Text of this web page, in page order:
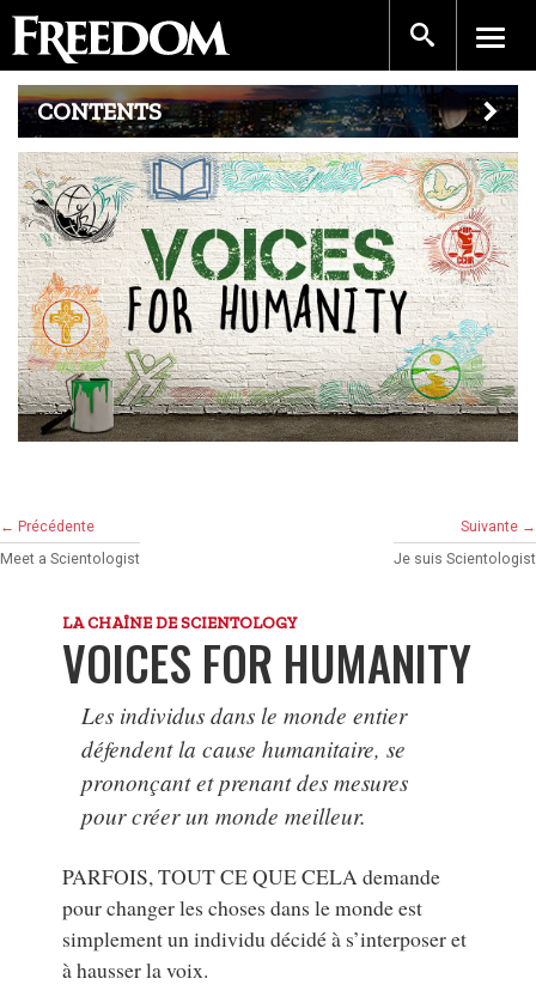
CONTENTS
LA CHAÎNE DE SCIENTOLOGY
VOICES FOR HUMANITY
Les individus dans le monde entier
défendent la cause humanitaire, se
prononçant et prenant des mesures
pour créer un monde meilleur.
PARFOIS, TOUT CE QUE CELA demande
pour changer les choses dans le monde est
simplement un individu décidé à s’interposer et
à hausser la voix.
← Précédente
Meet a Scientologist
Suivante →
Je suis Scientologist